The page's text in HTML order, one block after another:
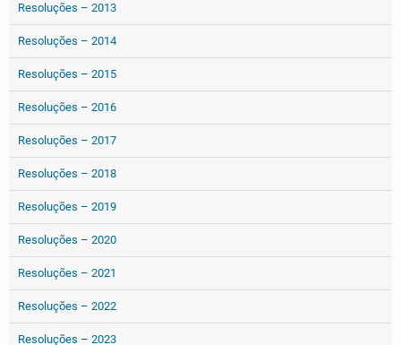
Resoluções – 2013
Resoluções – 2014
Resoluções – 2015
Resoluções – 2016
Resoluções – 2017
Resoluções – 2018
Resoluções – 2019
Resoluções – 2020
Resoluções – 2021
Resoluções – 2022
Resoluções – 2023